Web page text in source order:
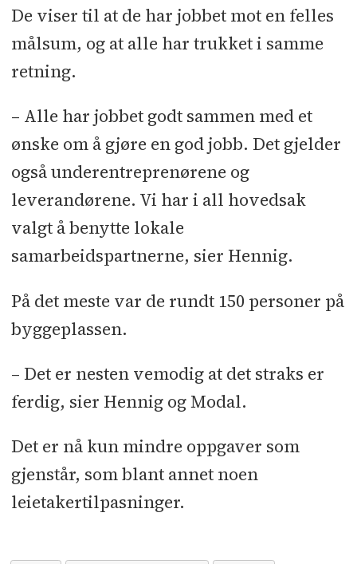
De viser til at de har jobbet mot en felles
målsum, og at alle har trukket i samme
retning.
– Alle har jobbet godt sammen med et
ønske om å gjøre en god jobb. Det gjelder
også underentreprenørene og
leverandørene. Vi har i all hovedsak
valgt å benytte lokale
samarbeidspartnerne, sier Hennig.
På det meste var de rundt 150 personer på
byggeplassen.
– Det er nesten vemodig at det straks er
ferdig, sier Hennig og Modal.
Det er nå kun mindre oppgaver som
gjenstår, som blant annet noen
leietakertilpasninger.